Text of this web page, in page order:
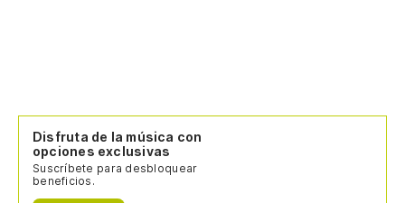
Disfruta de la música con
opciones exclusivas
Suscríbete para desbloquear
beneficios.